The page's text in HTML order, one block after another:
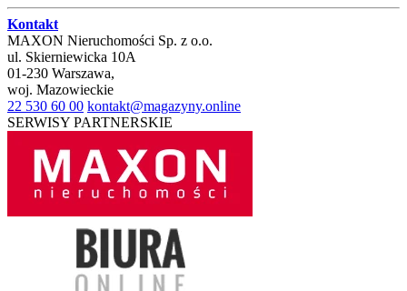
Kontakt
MAXON Nieruchomości Sp. z o.o.
ul. Skierniewicka 10A
01-230 Warszawa,
woj. Mazowieckie
22 530 60 00 kontakt@magazyny.online
SERWISY PARTNERSKIE